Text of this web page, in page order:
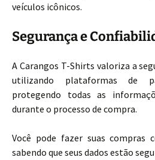
veículos icônicos.
Segurança e
A Carangos T-Shirts valoriza a
utilizando plataformas de
protegendo todas as
durante o processo de compra.
Você pode fazer suas compras
sabendo que seus dados estão